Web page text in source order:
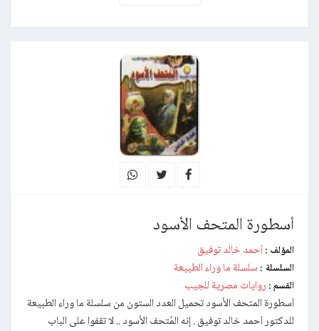
أسطورة المتحف الأسود
المؤلف : أحمد خالد توفيق
السلسلة : سلسلة ما وراء الطبيعة
القسم : روايات مصرية للجيب
أسطورة المتحف الأسود تحميل العدد الستون من سلسلة ما وراء الطبيعة
للدكتور أحمد خالد توفيق . إنه المُتحف الأسود .. لا تقفوا على الباب